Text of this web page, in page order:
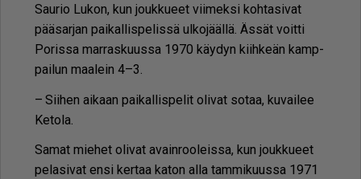
Sau­rio Lu­kon, kun jouk­ku­eet vii­mek­si koh­ta­si­vat
pää­sar­jan pai­kal­lis­pe­lis­sä ul­ko­jääl­lä. Äs­sät voit­ti
Po­ris­sa mar­ras­kuus­sa 1970 käy­dyn kiih­ke­än kamp­
pai­lun maa­lein 4–3.
– Sii­hen ai­kaan pai­kal­lis­pe­lit oli­vat so­taa, ku­vai­lee
Ke­to­la.
Sa­mat mie­het oli­vat avain­roo­leis­sa, kun jouk­ku­eet
pe­la­si­vat en­si ker­taa ka­ton al­la tam­mi­kuus­sa 1971